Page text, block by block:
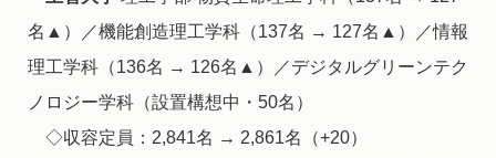
名▲）／機能創造理工学科（137名 → 127名▲）／情報
理工学科（136名 → 126名▲）／デジタルグリーンテク
ノロジー学科（設置構想中・50名）
◇収容定員：2,841名 → 2,861名（+20）